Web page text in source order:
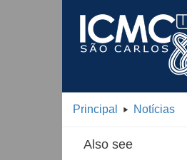
Principal Notícias
Also see